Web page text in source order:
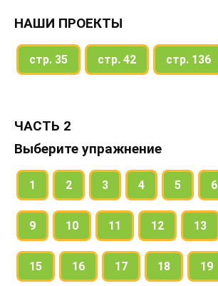
НАШИ ПРОЕКТЫ
стр. 35 стр. 42 стр. 136
ЧАСТЬ 2
Выберите упражнение
1 2 3 4 5 6
9 10 11 12 13
15 16 17 18 19